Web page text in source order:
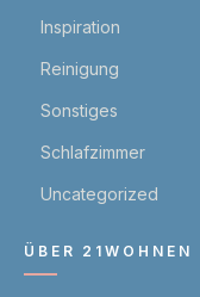
Inspiration
Reinigung
Sonstiges
Schlafzimmer
Uncategorized
ÜBER 21WOHNEN